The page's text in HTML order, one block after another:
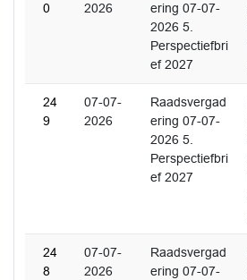
0
2026
ering 07-07-
2026 5.
Perspectiefbri
ef 2027
24
9
07-07-
2026
Raadsvergad
ering 07-07-
2026 5.
Perspectiefbri
ef 2027
24
8
07-07-
2026
Raadsvergad
ering 07-07-